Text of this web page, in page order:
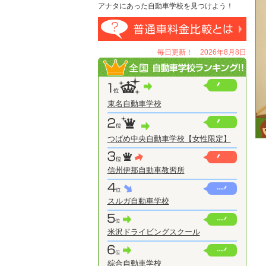
アナタにあった自動車学校を見つけよう！
毎日更新！ 2026年8月8日
東名自動車学校
つばめ中央自動車学校【女性限定】
信州伊那自動車教習所
スルガ自動車学校
米沢ドライビングスクール
綜合自動車学校